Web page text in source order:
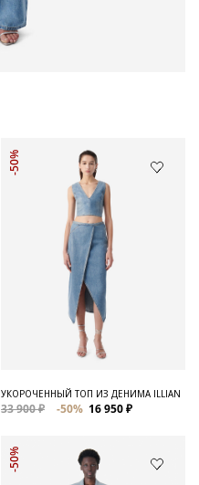
-50%
УКОРОЧЕННЫЙ ТОП ИЗ ДЕНИМА ILLIAN
33 900 ₽ -50% 16 950 ₽
-50%